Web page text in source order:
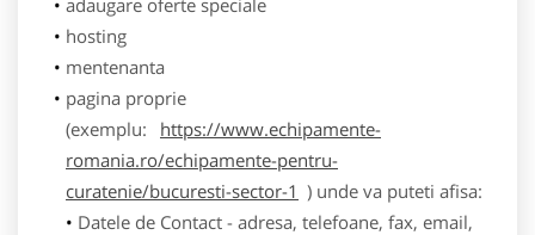
hosting
mentenanta
pagina proprie
(exemplu:
https://www.echipamente-
romania.ro/echipamente-pentru-
curatenie/bucuresti-sector-1 ) unde va puteti afisa:
Datele de Contact - adresa, telefoane, fax, email,